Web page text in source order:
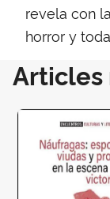
revela con
horror y
Articles